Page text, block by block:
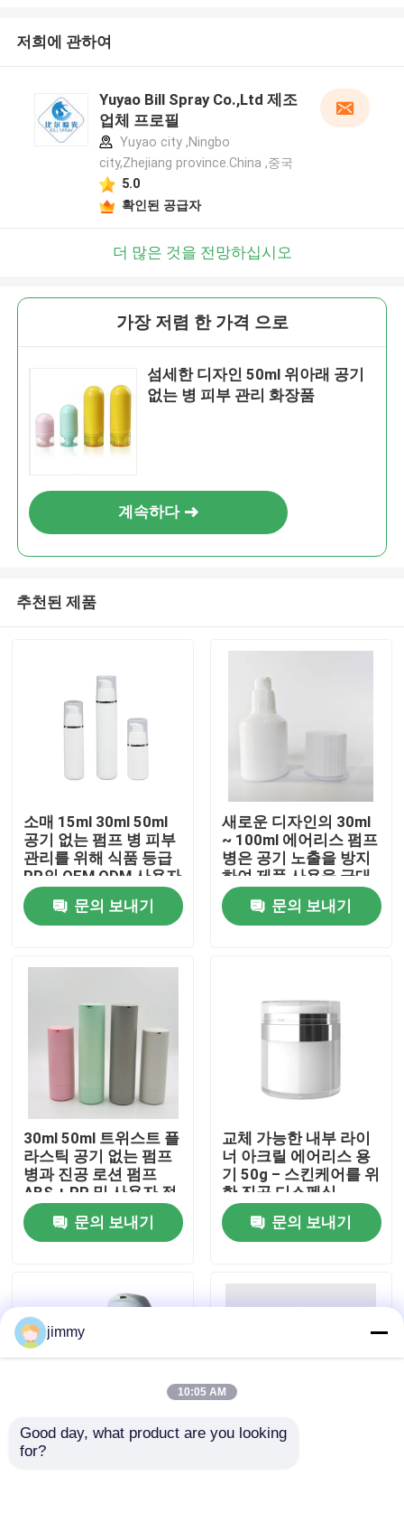
우리에 대하여
공장 여행
연락주세요
경우
저희에 관하여
Yuyao Bill Spray Co.,Ltd 제조
업체 프로필
Yuyao city ,Ningbo
city,Zhejiang province.China ,중국
5.0
확인된 공급자
더 많은 것을 전망하십시오
가장 저렴 한 가격 으로
섬세한 디자인 50ml 위아래 공기
없는 병 피부 관리 화장품
계속하다
추천된 제품
소매 15ml 30ml 50ml
공기 없는 펌프 병 피부
관리를 위해 식품 등급
PP의 OEM ODM 사용자
정의
문의 보내기
새로운 디자인의 30ml
~ 100ml 에어리스 펌프
병은 공기 노출을 방지
하여 제품 사용을 극대
화합니다 위생적이며
스킨케어를 위한 손가
락 오염이 없습니다
문의 보내기
30ml 50ml 트위스트 플
라스틱 공기 없는 펌프
병과 진공 로션 펌프
ABS + PP 및 사용자 정
의 색상
문의 보내기
교체 가능한 내부 라이
너 아크릴 에어리스 용
기 50g – 스킨케어를 위
한 진공 디스펜싱
문의 보내기
피부 관리 및 화장품용
jimmy
10:05 AM
Good day, what product are you looking
for?